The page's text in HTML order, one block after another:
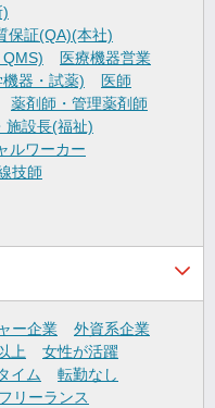
)
保証(QA)(本社)
医療機器営業
器・試薬)
医師
薬剤師・管理薬剤師
施設長(福祉)
ルワーカー
技師
ー企業
外資系企業
上
女性が活躍
イム
転勤なし
フリーランス